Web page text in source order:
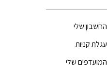
החשבון שלי
עגלת קניות
המועדפים שלי